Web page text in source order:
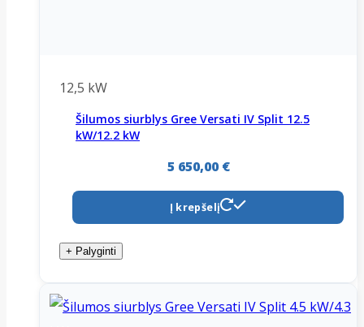
12,5 kW
Šilumos siurblys Gree Versati IV Split 12.5
kW/12.2 kW
5 650,00 €
Į krepšelį
+ Palyginti